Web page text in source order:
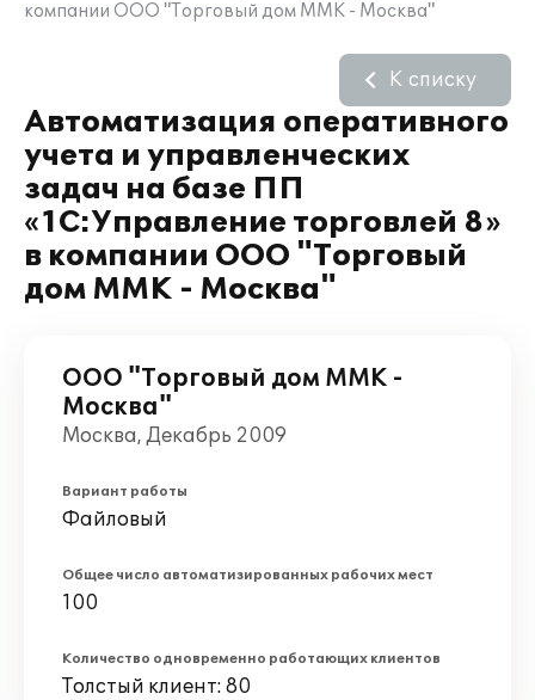
компании ООО "Торговый дом ММК - Москва"
Автоматизация оперативного
учета и управленческих
задач на базе ПП
«1С:Управление торговлей 8»
в компании ООО "Торговый
дом ММК - Москва"
К списку
ООО "Торговый дом ММК -
Москва"
Москва, Декабрь 2009
Вариант работы
Файловый
Общее число автоматизированных рабочих мест
100
Количество одновременно работающих клиентов
Толстый клиент: 80